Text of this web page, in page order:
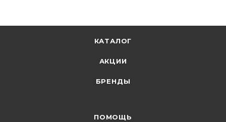
КАТАЛОГ
АКЦИИ
БРЕНДЫ
ПОМОЩЬ